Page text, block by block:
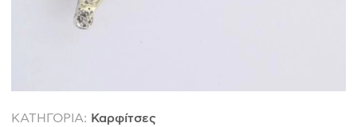
ΠΟΛΙΤΙΚΉ ΑΠΟΡΡΉΤΟΥ
ΌΡΟΙ ΥΠΗΡΕΣΙΏΝ
ΚΑΤΗΓΟΡΙΑ: Καρφίτσες